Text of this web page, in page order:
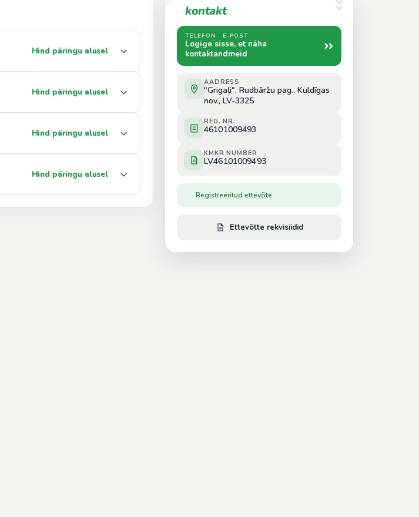
Hind päringu alusel
Hind päringu alusel
Hind päringu alusel
Hind päringu alusel
kontakt
TELEFON · E-POST
Logige sisse, et näha
kontaktandmeid
AADRESS
"Grigaļi", Rudbāržu pag., Kuldīgas
nov., LV-3325
REG. NR.
46101009493
KMKR NUMBER
LV46101009493
Registreeritud ettevõte
Ettevõtte rekvisiidid